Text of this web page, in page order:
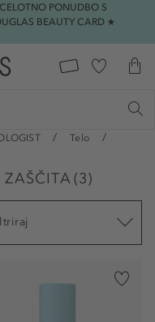
PONUDBO S
BEAUTY CARD ★
Telo
(3)